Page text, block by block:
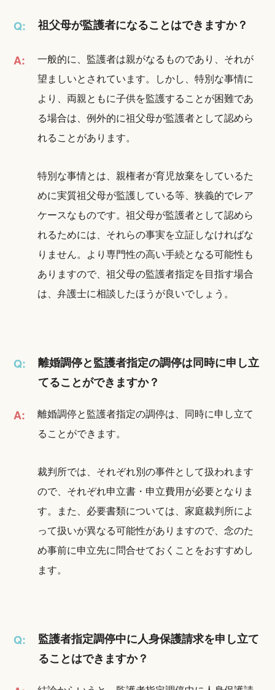
Q: 祖父母が監護者になることはできますか？
A:
一般的に、監護者は親がなるものであり、それが
望ましいとされています。しかし、特別な事情に
より、両親ともに子供を監護することが困難であ
る場合は、例外的に祖父母が監護者として認めら
れることがあります。
特別な事情とは、親権者が育児放棄をしているた
めに実質祖父母が監護している等、狭義的でレア
ケースなものです。祖父母が監護者として認めら
れるためには、それらの事実を立証しなければな
りません。より専門性の高い手続となる可能性も
ありますので、祖父母の監護者指定を目指す場合
は、弁護士に相談したほうが良いでしょう。
Q:
離婚調停と監護者指定の調停は同時に申し立
てることができますか？
A:
離婚調停と監護者指定の調停は、同時に申し立て
ることができます。
裁判所では、それぞれ別の事件として扱われます
ので、それぞれ申立書・申立費用が必要となりま
す。また、必要書類については、家庭裁判所によ
って扱いが異なる可能性がありますので、念のた
め事前に申立先に問合せておくことをおすすめし
ます。
Q:
監護者指定調停中に人身保護請求を申し立て
ることはできますか？